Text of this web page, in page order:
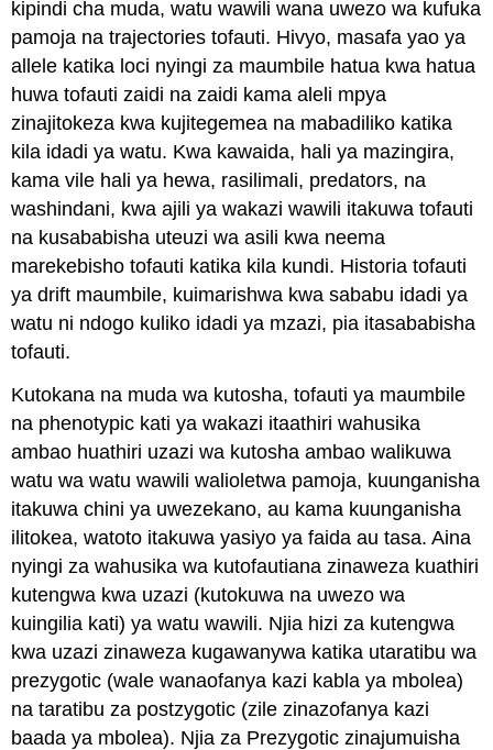
kipindi cha muda, watu wawili wana uwezo wa kufuka
pamoja na trajectories tofauti. Hivyo, masafa yao ya
allele katika loci nyingi za maumbile hatua kwa hatua
huwa tofauti zaidi na zaidi kama aleli mpya
zinajitokeza kwa kujitegemea na mabadiliko katika
kila idadi ya watu. Kwa kawaida, hali ya mazingira,
kama vile hali ya hewa, rasilimali, predators, na
washindani, kwa ajili ya wakazi wawili itakuwa tofauti
na kusababisha uteuzi wa asili kwa neema
marekebisho tofauti katika kila kundi. Historia tofauti
ya drift maumbile, kuimarishwa kwa sababu idadi ya
watu ni ndogo kuliko idadi ya mzazi, pia itasababisha
tofauti.
Kutokana na muda wa kutosha, tofauti ya maumbile
na phenotypic kati ya wakazi itaathiri wahusika
ambao huathiri uzazi wa kutosha ambao walikuwa
watu wa watu wawili walioletwa pamoja, kuunganisha
itakuwa chini ya uwezekano, au kama kuunganisha
ilitokea, watoto itakuwa yasiyo ya faida au tasa. Aina
nyingi za wahusika wa kutofautiana zinaweza kuathiri
kutengwa kwa uzazi (kutokuwa na uwezo wa
kuingilia kati) ya watu wawili. Njia hizi za kutengwa
kwa uzazi zinaweza kugawanywa katika utaratibu wa
prezygotic (wale wanaofanya kazi kabla ya mbolea)
na taratibu za postzygotic (zile zinazofanya kazi
baada ya mbolea). Njia za Prezygotic zinajumuisha